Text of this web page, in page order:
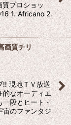
プロショッ
1. Africano 2.
画質チリ
!! 現地ＴＶ放送
的なオーディエ
一段とヒート・
宙のファンタジ